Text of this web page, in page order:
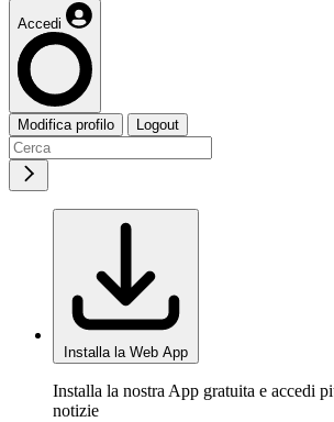
Accedi
Modifica profilo Logout
Installa la Web App
Installa la nostra App gratuita e accedi
notizie